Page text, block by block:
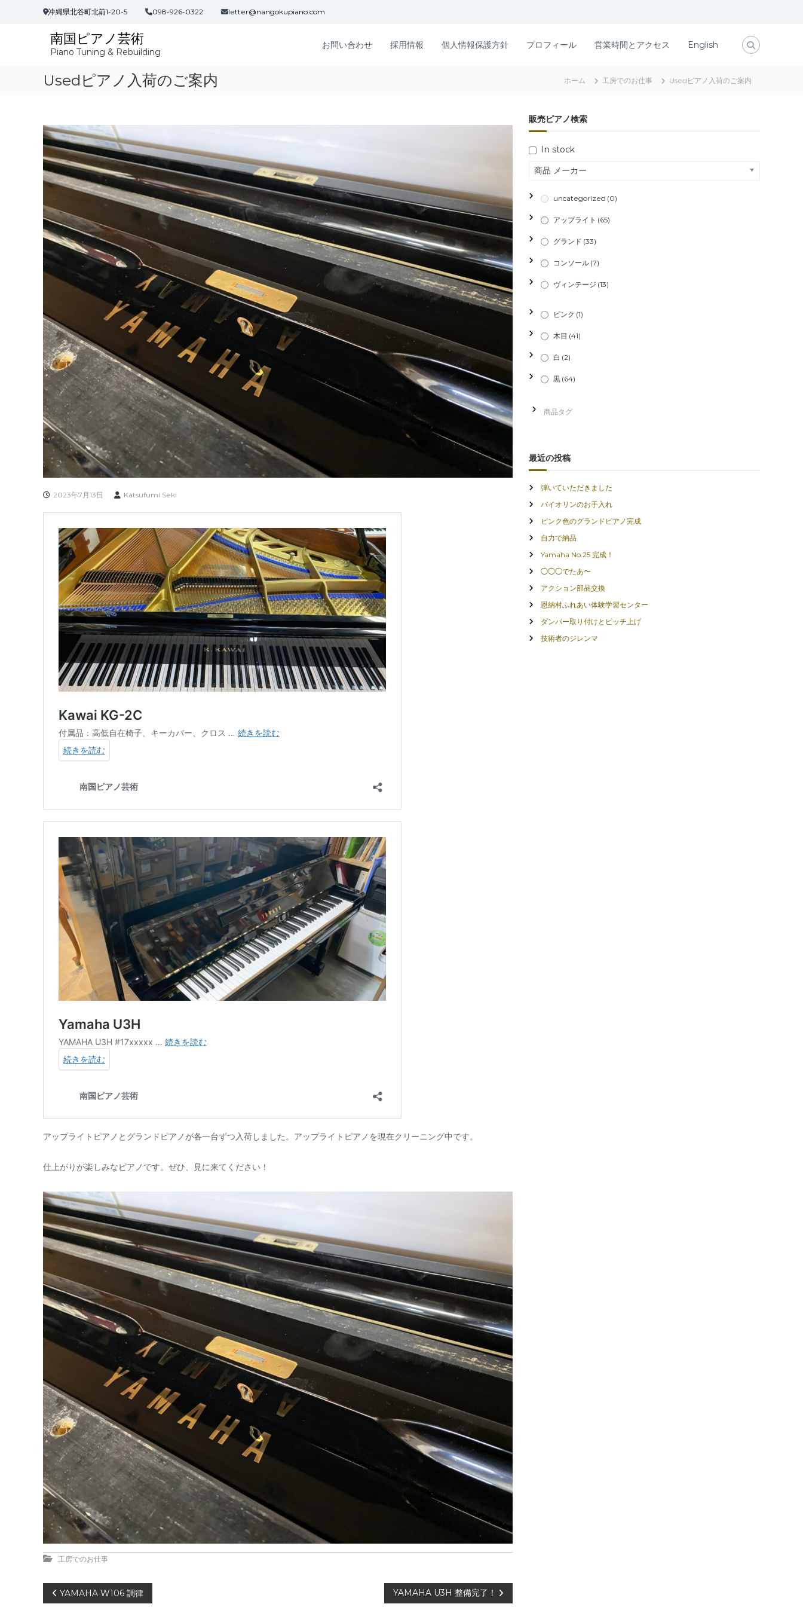
沖縄県北谷町北前1-20-5 098-926-0322 letter@nangokupiano.com
南国ピアノ芸術
Piano Tuning & Rebuilding
お問い合わせ 採用情報 個人情報保護方針 プロフィール 営業時間とアクセス English
Usedピアノ入荷のご案内 ホーム 工房でのお仕事 Usedピアノ入荷のご案内
2023年7月13日 Katsufumi Seki
アップライトピアノとグランドピアノが各一台ずつ入荷しました。アップライトピアノを現在クリーニング中です。
仕上がりが楽しみなピアノです。ぜひ、見に来てください！
工房でのお仕事
投YAMAHA W106 調律 YAMAHA U3H 整備完了！
販売ピアノ検索
In stock
商品 メーカー
uncategorized (0)
アップライト (65)
グランド (33)
コンソール (7)
ヴィンテージ (13)
ピンク (1)
木目 (41)
白 (2)
黒 (64)
最近の投稿
弾いていただきました
バイオリンのお手入れ
ピンク色のグランドピアノ完成
自力で納品
Yamaha No.25 完成！
◯◯◯でたあ〜
アクション部品交換
恩納村ふれあい体験学習センター
ダンパー取り付けとピッチ上げ
技術者のジレンマ